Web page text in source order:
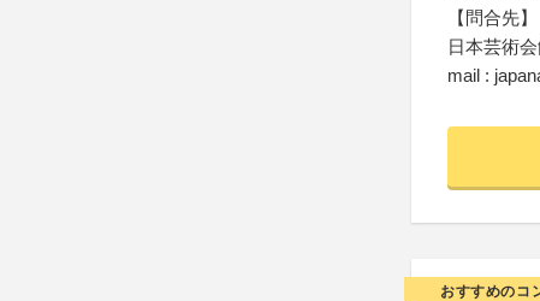
【問合先】
日本芸術
mail :
おすすめのコ